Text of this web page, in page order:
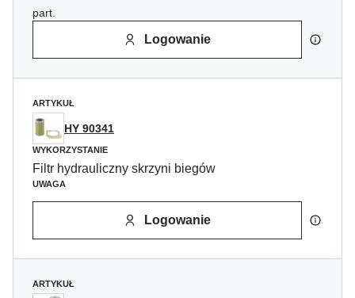
part.
Logowanie
ARTYKUŁ
HY 90341
WYKORZYSTANIE
Filtr hydrauliczny skrzyni biegów
UWAGA
Logowanie
ARTYKUŁ